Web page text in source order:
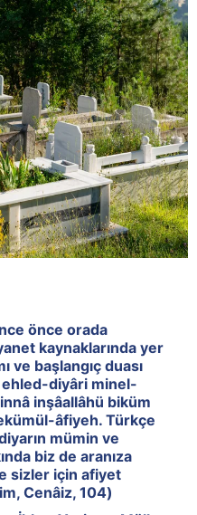
önce orada
kaynaklarında yer
ve başlangıç duası
diyâri minel-
inşâallâhü biküm
âfiyeh. Türkçe
mümin ve
biz de aranıza
sizler için afiyet
Cenâiz, 104)